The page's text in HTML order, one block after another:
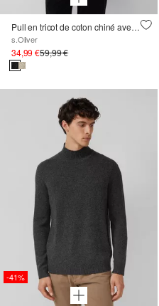
Pull en tricot de coton chiné avec motif torsadé
s.Oliver
34,99 €59,99 €
-41%